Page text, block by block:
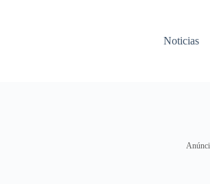
Noticias